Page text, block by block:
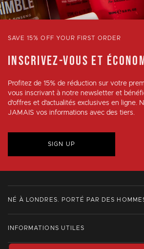
SAVE 15% OFF YOUR FIRST ORDER
INSCRIVEZ-VOUS ET
Profitez de 15% de réduction sur votre
vous inscrivant à notre newsletter et
d'offres et d'actualités exclusives en ligne.
JAMAIS vos informations avec des tiers.
SIGN UP
NÉ À LONDRES. PORTÉ PAR DES
INFORMATIONS UTILES